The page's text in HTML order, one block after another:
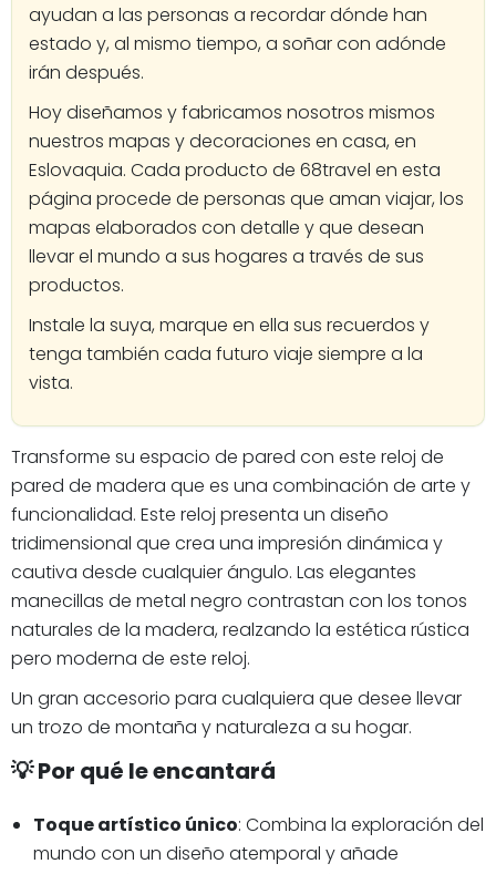
ayudan a las personas a recordar dónde han
estado y, al mismo tiempo, a soñar con adónde
irán después.
Hoy diseñamos y fabricamos nosotros mismos
nuestros mapas y decoraciones en casa, en
Eslovaquia. Cada producto de 68travel en esta
página procede de personas que aman viajar, los
mapas elaborados con detalle y que desean
llevar el mundo a sus hogares a través de sus
productos.
Instale la suya, marque en ella sus recuerdos y
tenga también cada futuro viaje siempre a la
vista.
Transforme su espacio de pared con este reloj de
pared de madera que es una combinación de arte y
funcionalidad. Este reloj presenta un diseño
tridimensional que crea una impresión dinámica y
cautiva desde cualquier ángulo. Las elegantes
manecillas de metal negro contrastan con los tonos
naturales de la madera, realzando la estética rústica
pero moderna de este reloj.
Un gran accesorio para cualquiera que desee llevar
un trozo de montaña y naturaleza a su hogar.
💡 Por qué le encantará
Toque artístico único: Combina la exploración del
mundo con un diseño atemporal y añade